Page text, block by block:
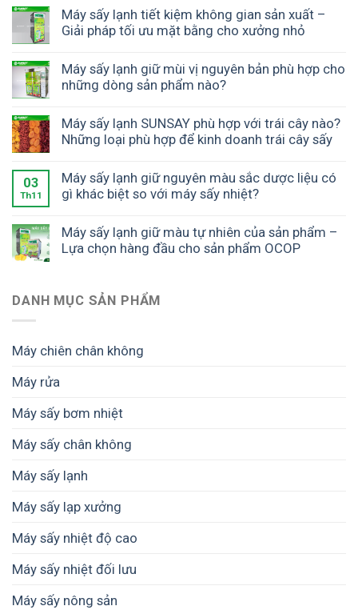
Máy sấy lạnh tiết kiệm không gian sản xuất –
Giải pháp tối ưu mặt bằng cho xưởng nhỏ
Máy sấy lạnh giữ mùi vị nguyên bản phù hợp cho
những dòng sản phẩm nào?
Máy sấy lạnh SUNSAY phù hợp với trái cây nào?
Những loại phù hợp để kinh doanh trái cây sấy
03
Th11
Máy sấy lạnh giữ nguyên màu sắc dược liệu có
gì khác biệt so với máy sấy nhiệt?
Máy sấy lạnh giữ màu tự nhiên của sản phẩm –
Lựa chọn hàng đầu cho sản phẩm OCOP
DANH MỤC SẢN PHẨM
Máy chiên chân không
Máy rửa
Máy sấy bơm nhiệt
Máy sấy chân không
Máy sấy lạnh
Máy sấy lạp xưởng
Máy sấy nhiệt độ cao
Máy sấy nhiệt đối lưu
Máy sấy nông sản